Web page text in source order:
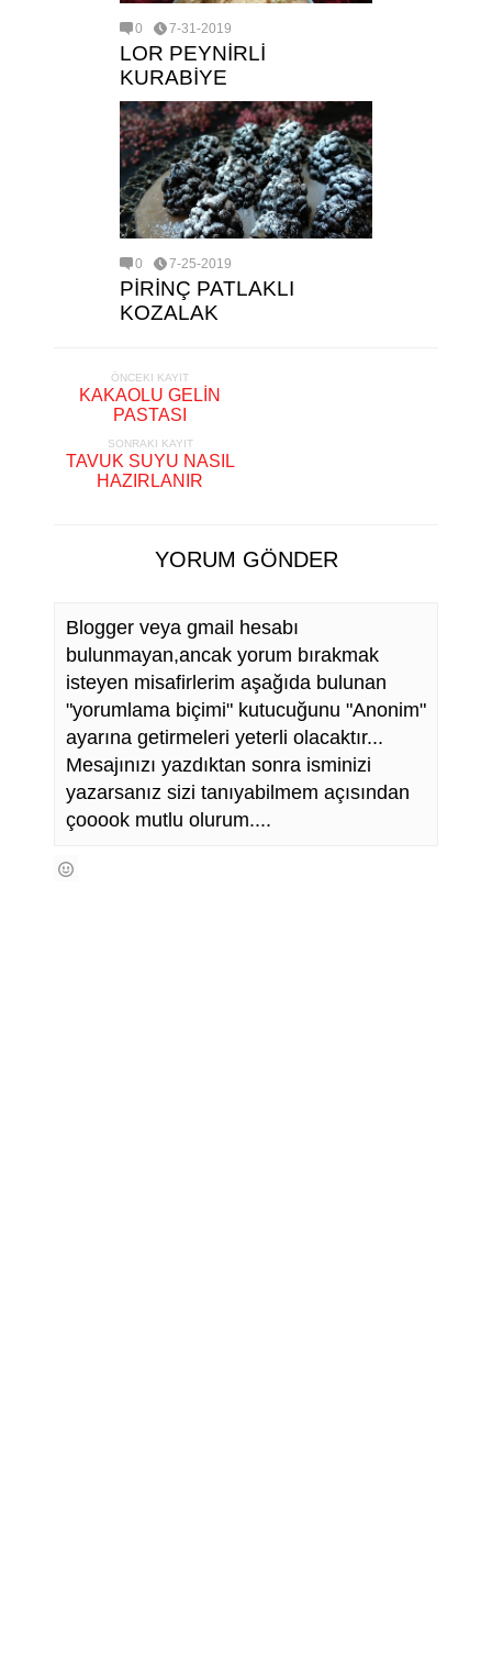
0 7-31-2019
LOR PEYNİRLİ
KURABİYE
0 7-25-2019
PİRİNÇ PATLAKLI
KOZALAK
ÖNCEKI KAYIT
KAKAOLU GELİN
PASTASI
SONRAKI KAYIT
TAVUK SUYU NASIL
HAZIRLANIR
YORUM GÖNDER
Blogger veya gmail hesabı
bulunmayan,ancak yorum bırakmak
isteyen misafirlerim aşağıda bulunan
"yorumlama biçimi" kutucuğunu "Anonim"
ayarına getirmeleri yeterli olacaktır...
Mesajınızı yazdıktan sonra isminizi
yazarsanız sizi tanıyabilmem açısından
çooook mutlu olurum....